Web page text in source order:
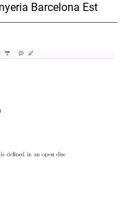
Barcelona Est